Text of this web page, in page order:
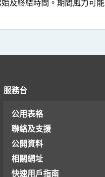
及終結時間。期間風力可
服務台
公用表格
聯絡及支援
公開資料
相關網址
快速用戶指南